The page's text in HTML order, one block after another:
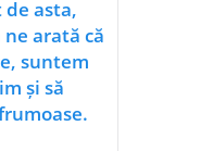
asta,
arată că
suntem
și să